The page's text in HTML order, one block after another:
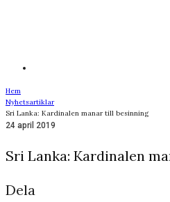
Hem
Nyhetsartiklar
Sri Lanka: Kardinalen manar till besinning
24 april 2019
Sri Lanka: Kardinalen
Dela